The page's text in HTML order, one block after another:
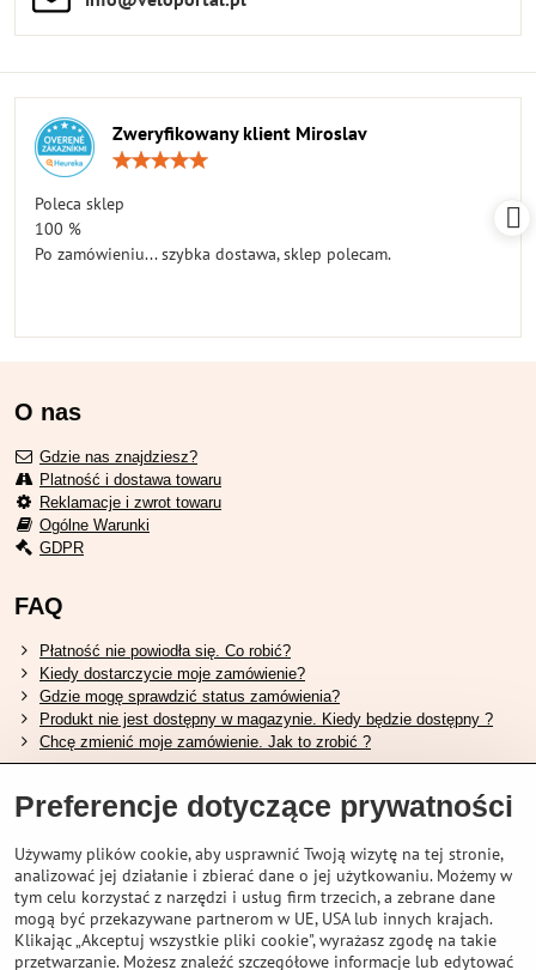
Zweryfikowany klient Miroslav
Poleca sklep
100 %
Po zamówieniu... szybka dostawa, sklep polecam.
O nas
Gdzie nas znajdziesz?
Platność i dostawa towaru
Reklamacje i zwrot towaru
Ogólne Warunki
GDPR
FAQ
Płatność nie powiodła się. Co robić?
Kiedy dostarczycie moje zamówienie?
Gdzie mogę sprawdzić status zamówienia?
Produkt nie jest dostępny w magazynie. Kiedy będzie dostępny ?
Chcę zmienić moje zamówienie. Jak to zrobić ?
Przydatne linki
Tabela rozmiarów butów Shimano.
Jak wybrać odpowiedni widelec amortyzowany.
Jak wybrać odpowiedni rozmiar kasku?
Przewodnik po akumulatorach Shimano.
Zrozumienie opon bezdętkowych Schwalbe
Preferencje dotyczące prywatności
Używamy plików cookie, aby usprawnić Twoją wizytę na tej stronie,
analizować jej działanie i zbierać dane o jej użytkowaniu. Możemy w
tym celu korzystać z narzędzi i usług firm trzecich, a zebrane dane
mogą być przekazywane partnerom w UE, USA lub innych krajach.
Klikając „Akceptuj wszystkie pliki cookie", wyrażasz zgodę na takie
przetwarzanie. Możesz znaleźć szczegółowe informacje lub edytować